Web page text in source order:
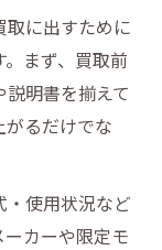
取に出すために
まず、買取前
明書を揃えて
るだけでな
・使用状況など
カーや限定モ